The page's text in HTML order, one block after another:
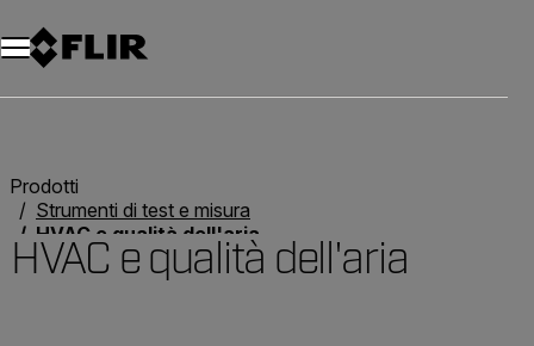
Unread messages
Modello
Rimuovi
articoli
articolo
Aggiungi al carrello
Aggiunto al carrello
Prodotti
Strumenti di test e misura
HVAC e qualità dell'aria
HVAC e qualità dell'aria